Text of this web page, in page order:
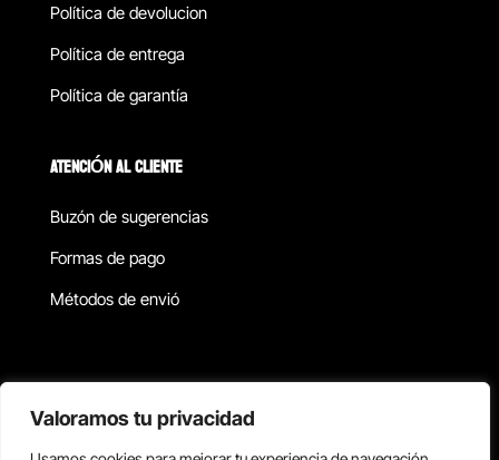
Valoramos tu privacidad
Política de devolucion
Política de entrega
Política de garantía
ATENCIÓN AL CLIENTE
Buzón de sugerencias
Formas de pago
Métodos de envió